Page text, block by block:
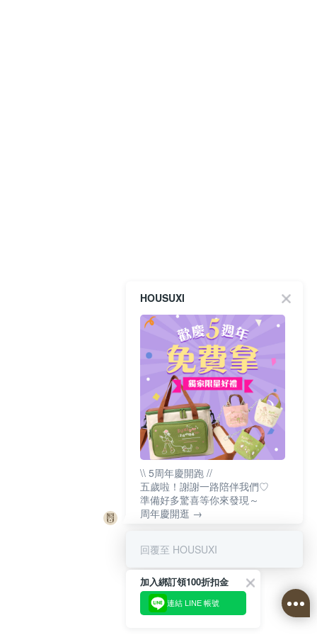
HOUSUXI
\\ 5周年慶開跑 //
五歲啦！謝謝一路陪伴我們♡
準備好多驚喜等你來發現～
周年慶開逛 →
回覆至 HOUSUXI
加入綁訂領100折扣金
連結 LINE 帳號